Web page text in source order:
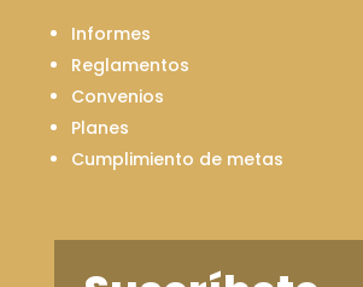
Informes
Reglamentos
Convenios
Planes
Cumplimiento de metas